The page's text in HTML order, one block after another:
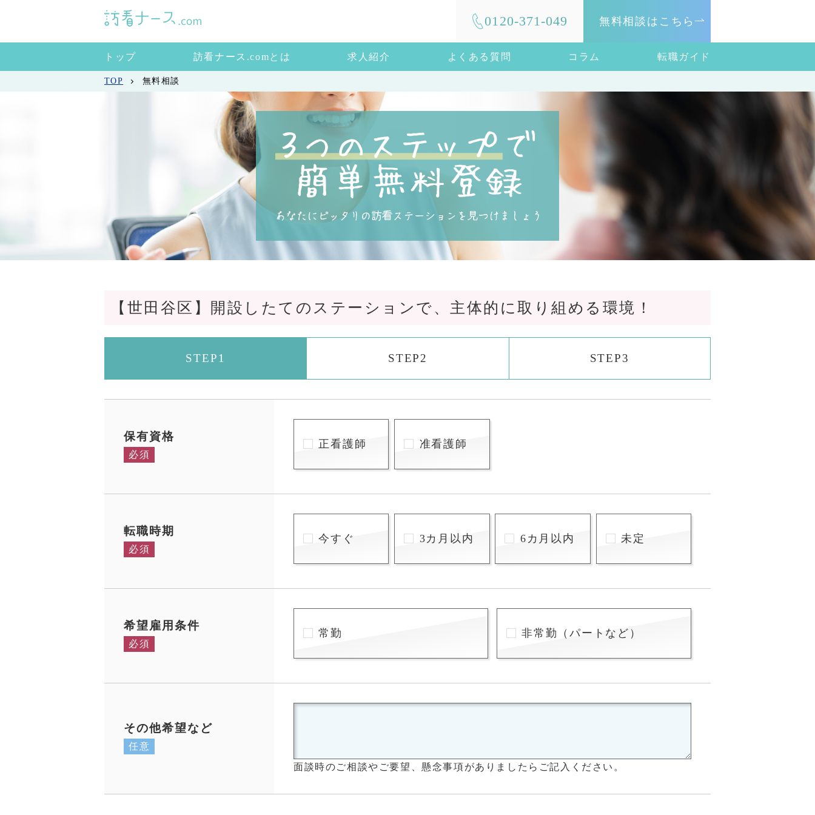
0120-371-049 無料相談はこちら
トップ 訪看ナース.comとは 求人紹介 よくある質問 コラム 転職ガイド
TOP 無料相談
【世田谷区】開設したてのステーションで、主体的に取り組める環境！
STEP1 STEP2 STEP3
保有資格
必須
正看護師 准看護師
転職時期
必須
今すぐ 3カ月以内 6カ月以内 未定
希望雇用条件
必須
常勤 非常勤（パートなど）
その他希望など
任意
面談時のご相談やご要望、懸念事項がありましたらご記入ください。